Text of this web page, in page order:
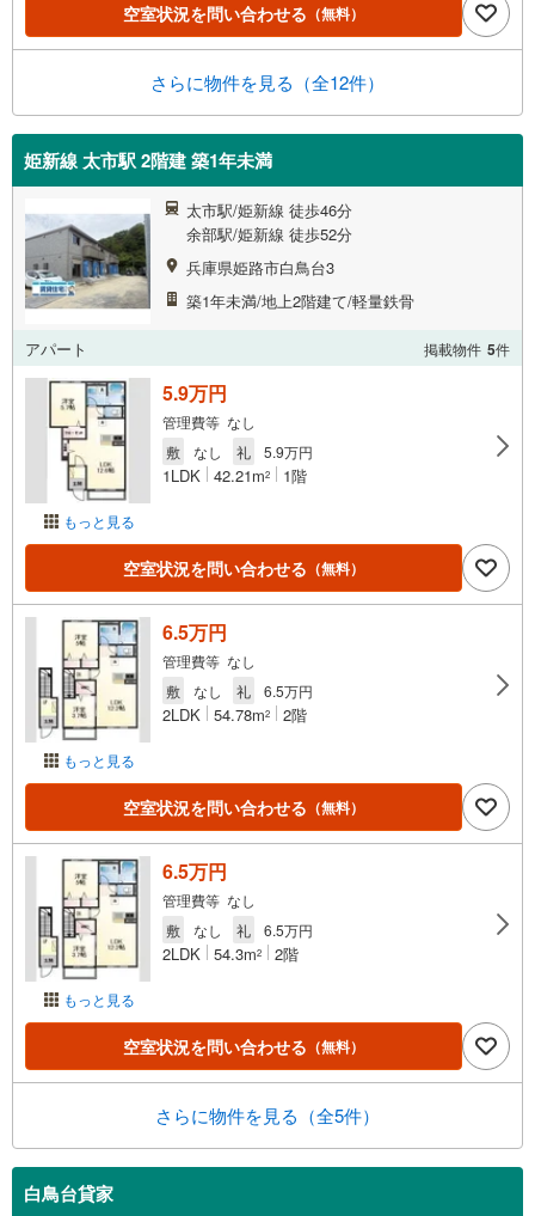
空室状況を問い合わせる （無料）
さらに物件を見る（全12件）
姫新線 太市駅 2階建 築1年未満
太市駅/姫新線 徒歩46分
余部駅/姫新線 徒歩52分
兵庫県姫路市白鳥台3
築1年未満/地上2階建て/軽量鉄骨
アパート 掲載物件 5件
もっと見る
5.9万円
管理費等 なし
敷
なし 礼 5.9万円
1LDK 42.21m2 1階
空室状況を問い合わせる （無料）
もっと見る
6.5万円
管理費等 なし
敷
なし 礼 6.5万円
2LDK 54.78m2 2階
空室状況を問い合わせる （無料）
もっと見る
6.5万円
管理費等 なし
敷
なし 礼 6.5万円
2LDK 54.3m2 2階
空室状況を問い合わせる （無料）
さらに物件を見る（全5件）
白鳥台貸家